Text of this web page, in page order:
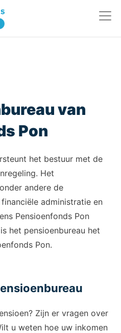
van
Pon
het bestuur met de
Het
andere de
administratie en
Pensioenfonds Pon
het pensioenbureau het
Pon.
Zijn er vragen over
u weten hoe uw inkomen